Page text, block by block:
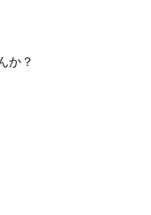
か？